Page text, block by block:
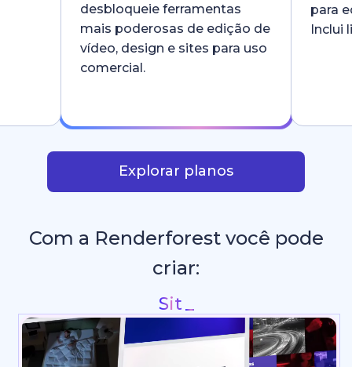
desbloqueie ferramentas
mais poderosas de edição de
vídeo, design e sites para uso
comercial.
para
Inclui
Explorar planos
Com a Renderforest você pode
criar:
Intros e Anima